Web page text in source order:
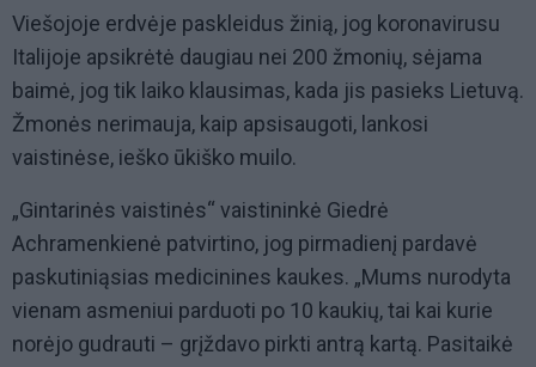
Viešojoje erdvėje paskleidus žinią, jog koronavirusu
Italijoje apsikrėtė daugiau nei 200 žmonių, sėjama
baimė, jog tik laiko klausimas, kada jis pasieks Lietuvą.
Žmonės nerimauja, kaip apsisaugoti, lankosi
vaistinėse, ieško ūkiško muilo.
„Gintarinės vaistinės“ vaistininkė Giedrė
Achramenkienė patvirtino, jog pirmadienį pardavė
paskutiniąsias medicinines kaukes. „Mums nurodyta
vienam asmeniui parduoti po 10 kaukių, tai kai kurie
norėjo gudrauti – grįždavo pirkti antrą kartą. Pasitaikė